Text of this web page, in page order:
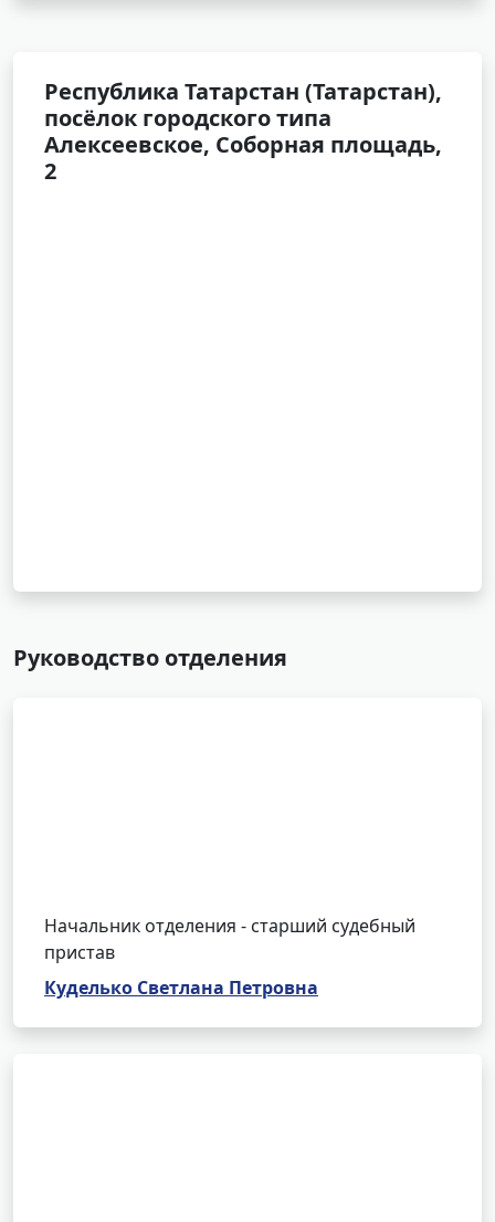
Республика Татарстан (Татарстан),
посёлок городского типа
Алексеевское, Соборная площадь,
2
Руководство отделения
Начальник отделения - старший судебный
пристав
Куделько Светлана Петровна